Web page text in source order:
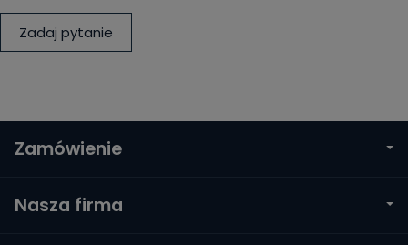
Zadaj pytanie
Zamówienie
Nasza firma